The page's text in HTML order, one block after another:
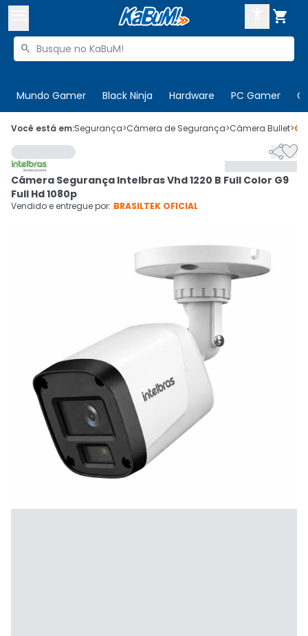

Buscar produtos

Mundo Gamer Black Ninja Hardware PC Gamer
 Olá. Acesse sua conta
 Departamentos
Cupons
CADASTRE-SE
Você está em:Segurança>Câmera de Segurança>Câmera Bullet>

Câmera Segurança Intelbras Vhd 1220 B Full Color G9
Full Hd 1080p
Vendido e entregue por: BRASILTEK OFICIAL